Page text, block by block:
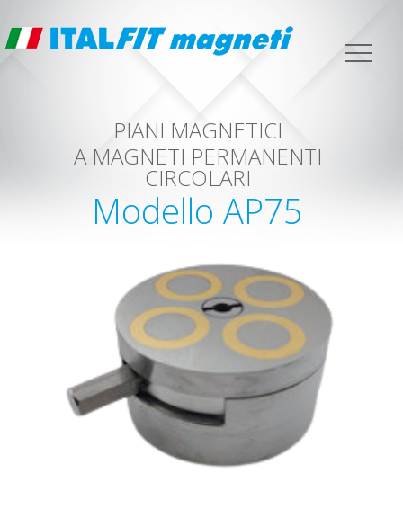
PIANI MAGNETICI
A MAGNETI PERMANENTI
CIRCOLARI
Modello AP75